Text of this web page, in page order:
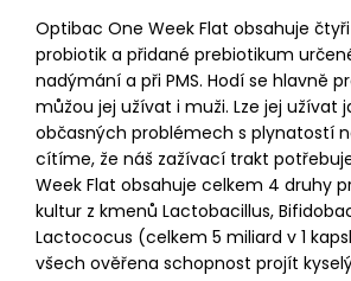
Optibac One Week Flat obsahuje
probiotik a přidané prebiotikum
nadýmání a při PMS. Hodí se hlavně
můžou jej užívat i muži. Lze jej užívat
občasných problémech s plynatostí
cítíme, že náš zažívací trakt
Week Flat obsahuje celkem 4 druhy
kultur z kmenů Lactobacillus,
Lactococus (celkem 5 miliard v 1
všech ověřena schopnost projít